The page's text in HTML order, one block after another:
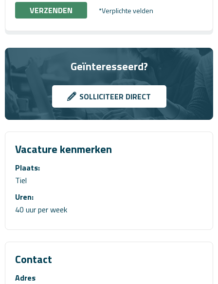
*Verplichte velden
Geïnteresseerd?
SOLLICITEER DIRECT
Vacature kenmerken
Plaats:
Tiel
Uren:
40 uur per week
Contact
Adres